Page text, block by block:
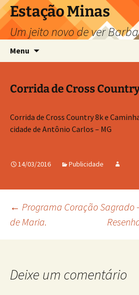
Pular
para
o
conteúdo
Estação Minas
Um jeito novo de ver
Menu
Corrida de Cross
Corrida de Cross Country 8k e
cidade de Antônio Carlos – MG
14/03/2016 Publicidade
Navegação
de
posts
← Programa Coração Sagrado
de Maria.
Deixe um comentário